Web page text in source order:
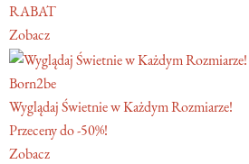
RABAT
Zobacz
Born2be
Wyglądaj Świetnie w Każdym Rozmiarze!
Przeceny do -50%!
Zobacz